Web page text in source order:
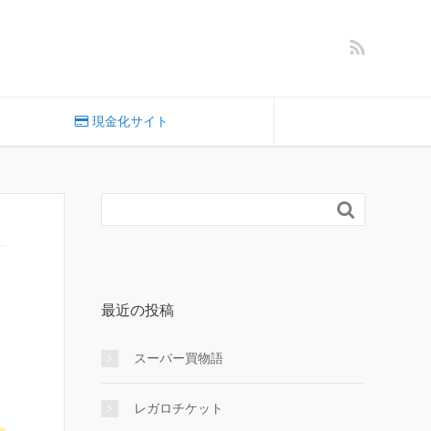
現金化サイト

最近の投稿
スーパー買物語
レガロチケット